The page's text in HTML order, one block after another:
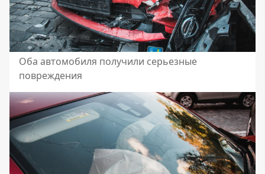
Оба автомобиля получили серьезные
повреждения